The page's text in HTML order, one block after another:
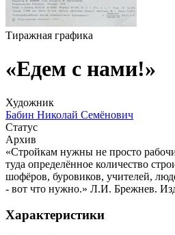
Тиражная графика
«Едем с нами!»
Художник
Бабин Николай Семёнович
Статус
Архив
«Стройкам нужны не просто
туда определённое количество
шофёров, буровиков, учителей,
- вот что нужно.» Л.И. Брежнев.
Характеристики